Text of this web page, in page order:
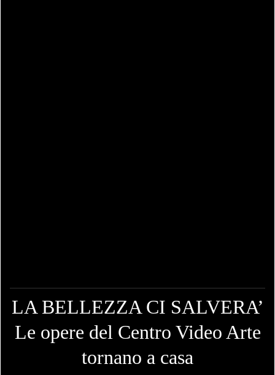
LA BELLEZZA CI SALVERA’
Le opere del Centro Video Arte
tornano a casa